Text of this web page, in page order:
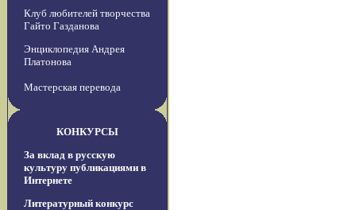
Клуб любителей творчества
Гайто Газданова
Энциклопедия Андрея
Платонова
Мастерская перевода
КОНКУРСЫ
За вклад в русскую
культуру публикациями в
Интернете
Литературный конкурс